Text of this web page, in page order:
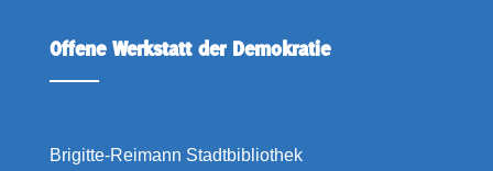
Offene Werkstatt der Demokratie
Brigitte-Reimann Stadtbibliothek